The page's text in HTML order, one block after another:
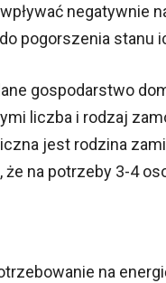
negatywnie
pogorszenia stanu
gospodarstwo
liczba i rodzaj
jest rodzina
na potrzeby 3-4
na